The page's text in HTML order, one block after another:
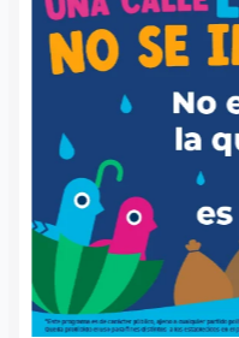
del Estado de
que agotará
legales para
cautelar de
justificada en